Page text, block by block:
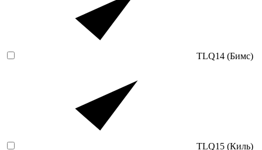
TLQ14 (Бимс)
TLQ15 (Киль)